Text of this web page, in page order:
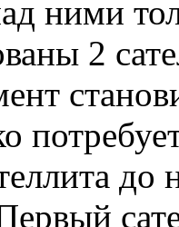
ними
2